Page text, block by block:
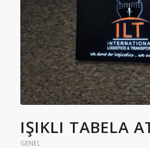
IŞIKLI TABELA
GENEL